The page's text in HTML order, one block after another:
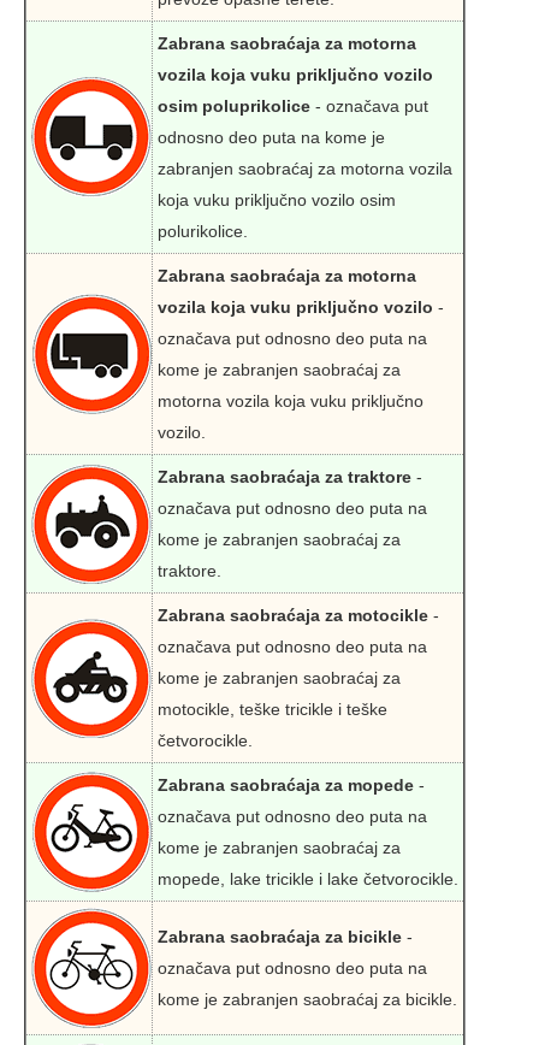
Zabrana saobraćaja za motorna
vozila koja vuku priključno vozilo
osim poluprikolice - označava put
odnosno deo puta na kome je
zabranjen saobraćaj za motorna vozila
koja vuku priključno vozilo osim
polurikolice.
Zabrana saobraćaja za motorna
vozila koja vuku priključno vozilo -
označava put odnosno deo puta na
kome je zabranjen saobraćaj za
motorna vozila koja vuku priključno
vozilo.
Zabrana saobraćaja za traktore -
označava put odnosno deo puta na
kome je zabranjen saobraćaj za
traktore.
Zabrana saobraćaja za motocikle -
označava put odnosno deo puta na
kome je zabranjen saobraćaj za
motocikle, teške tricikle i teške
četvorocikle.
Zabrana saobraćaja za mopede -
označava put odnosno deo puta na
kome je zabranjen saobraćaj za
mopede, lake tricikle i lake četvorocikle.
Zabrana saobraćaja za bicikle -
označava put odnosno deo puta na
kome je zabranjen saobraćaj za bicikle.